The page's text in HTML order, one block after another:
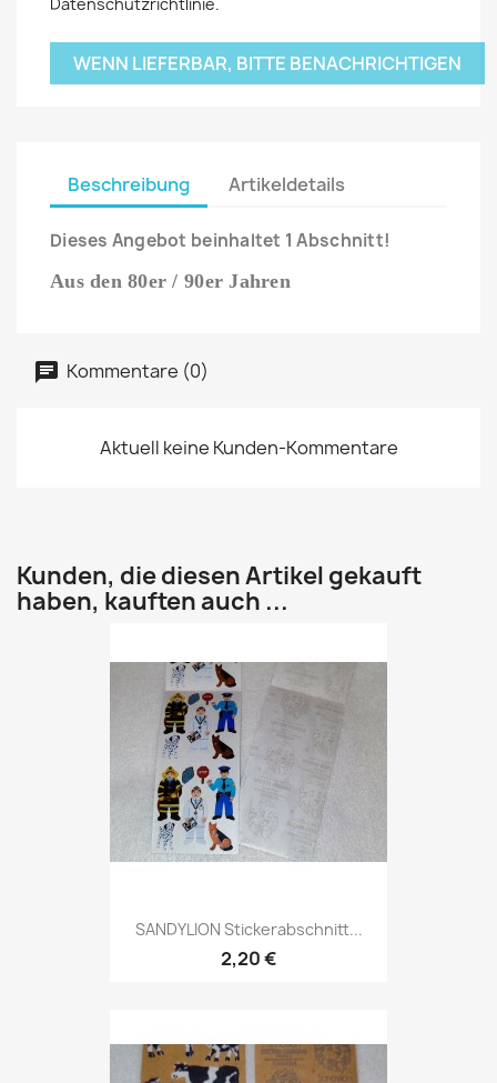
WENN LIEFERBAR, BITTE BENACHRICHTIGEN
Beschreibung Artikeldetails
Dieses Angebot beinhaltet 1 Abschnitt!
Aus den 80er / 90er Jahren
Kommentare (0)
Aktuell keine Kunden-Kommentare
Kunden, die diesen Artikel gekauft
haben, kauften auch ...
SANDYLION Stickerabschnitt...
2,20 €